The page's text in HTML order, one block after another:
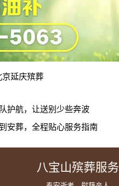
京延庆殡葬
护航，让送别少些奔波
安葬，全程贴心服务指南
八宝山殡葬服务